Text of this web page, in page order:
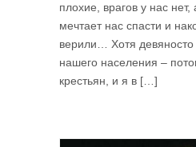
плохие, врагов у нас
мечтает нас спасти и
верили… Хотя девяносто
нашего населения –
крестьян, и я в […]